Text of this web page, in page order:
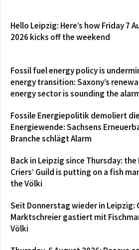
Hello Leipzig: Here’s how Friday 7
2026 kicks off the weekend
Fossil fuel energy policy is
energy transition: Saxony’s
energy sector is sounding the
Fossile Energiepolitik demoliert die
Energiewende: Sachsens
Branche schlägt Alarm
Back in Leipzig since Thursday:
Criers’ Guild is putting on a fish
the Völki
Seit Donnerstag wieder in Leipzig:
Marktschreier gastiert mit
Völki